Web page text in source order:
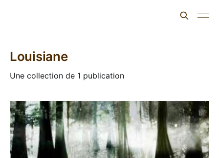
Louisiane
Une collection de 1 publication